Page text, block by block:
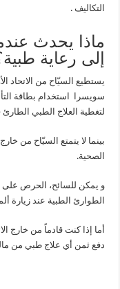
التكاليف .
ماذا يحدث
إلى رعاية
يستطيع السيّاح من الاتحاد
لتغطية العلاج الطبي الطارئ
بينما لا يتمتع السيّاح من
الصحية.
و يمكن للسائح، الحرص على
الطوارئ الطبية عند زيارة
أما إذا كنت قادماً من خارج
دفع ثمن أي علاج طبي من